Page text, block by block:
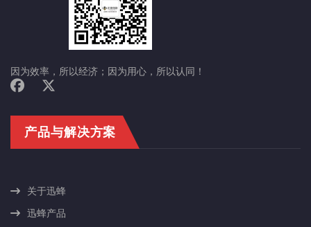
因为效率，所以经济；因为用心，所以认同！
产品与解决方案
关于迅蜂
迅蜂产品